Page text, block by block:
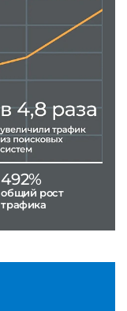
492%
общий рост
трафика